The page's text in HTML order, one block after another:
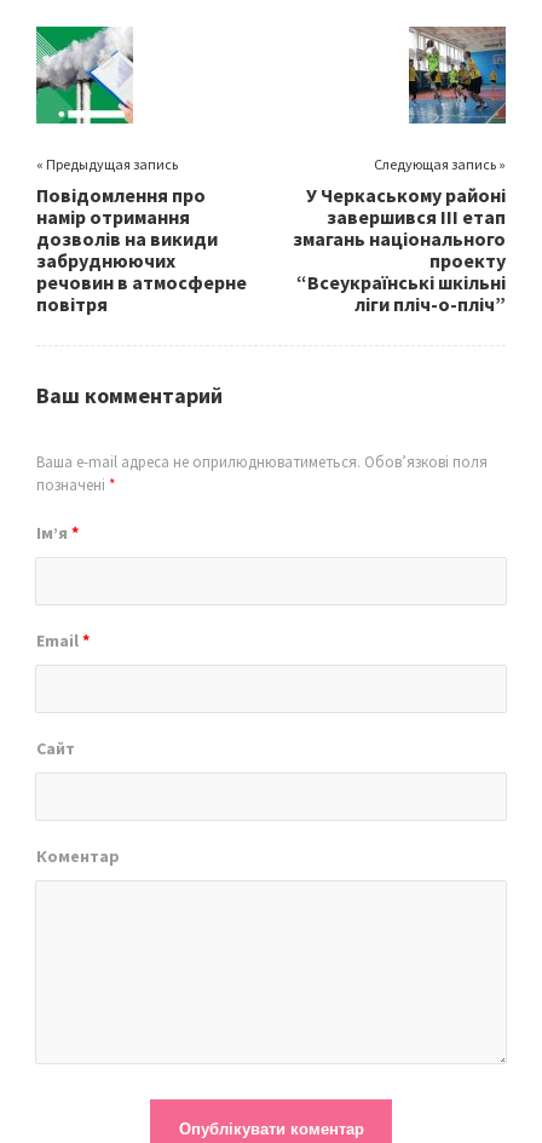
o
o
k
er
« Предыдущая запись
Повідомлення про
намір отримання
дозволів на викиди
забруднюючих
речовин в атмосферне
повітря
Следующая запись »
У Черкаському районі
завершився ІІІ етап
змагань національного
проекту
“Всеукраїнські шкільні
ліги пліч-о-пліч”
Ваш комментарий
Ваша e-mail адреса не оприлюднюватиметься. Обов’язкові поля
позначені *
Ім’я *
Email*
Сайт
Коментар